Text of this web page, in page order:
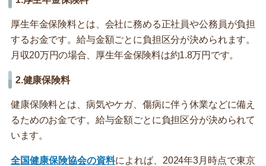
厚生年金保険料とは、会社に務める正社員や公務員が負担
するお金です。給与金額ごとに負担区分が決められます。
月収20万円の場合、厚生年金保険料は約1.8万円です。
2.健康保険料
健康保険料とは、病気やケガ、傷病に伴う休業などに備え
るためのお金です。給与金額ごとに負担区分が決められて
います。
全国健康保険協会の資料によれば、2024年3月時点で東京